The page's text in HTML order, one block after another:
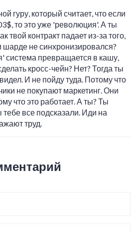
гуру, который считает, что если
то это уже 'революция'. А ты
твой контракт падает из-за того,
шарде не синхронизировался?
система превращается в кашу,
кросс-чейн? Нет? Тогда ты
И не пойду туда. Потому что
не покупают маркетинг. Они
что это работает. А ты? Ты
все подсказали. Иди на
труд.